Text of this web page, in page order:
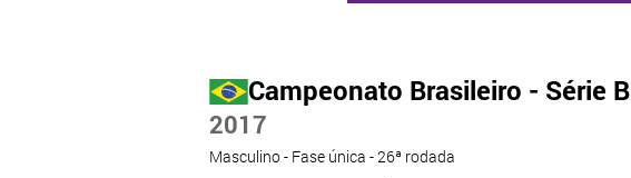
Campeonato Brasileiro - Série B
2017
Masculino - Fase única - 26ª rodada